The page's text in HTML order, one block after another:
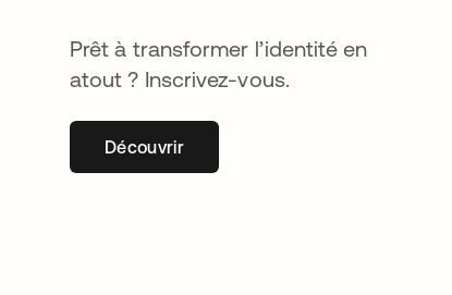
Prêt à transformer l’identité en
atout ? Inscrivez-vous.
Découvrirs’ouvre dans un nouvel onglet